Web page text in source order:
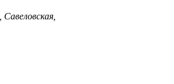
Савеловская,